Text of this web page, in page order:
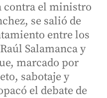
contra el ministro
se salió de
entre los
Salamanca y
marcado por
sabotaje y
el debate de